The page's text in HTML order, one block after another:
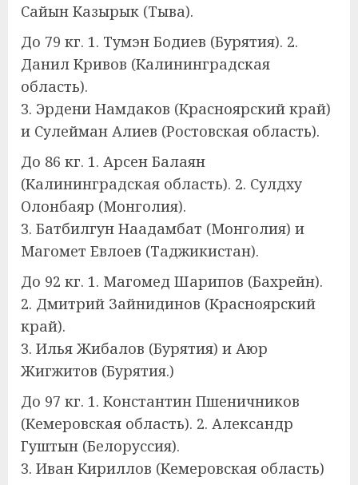
Сайын Казырык (Тыва).
До 79 кг. 1. Тумэн Бодиев (Бурятия). 2.
Данил Кривов (Калининградская
область).
3. Эрдени Намдаков (Красноярский край)
и Сулейман Алиев (Ростовская область).
До 86 кг. 1. Арсен Балаян
(Калининградская область). 2. Сулдху
Олонбаяр (Монголия).
3. Батбилгун Наадамбат (Монголия) и
Магомет Евлоев (Таджикистан).
До 92 кг. 1. Магомед Шарипов (Бахрейн).
2. Дмитрий Зайнидинов (Красноярский
край).
3. Илья Жибалов (Бурятия) и Аюр
Жигжитов (Бурятия.)
До 97 кг. 1. Константин Пшеничников
(Кемеровская область). 2. Александр
Гуштын (Белоруссия).
3. Иван Кириллов (Кемеровская область)